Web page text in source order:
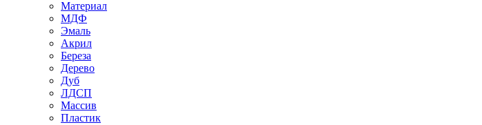
Материал
МДФ
Эмаль
Акрил
Береза
Дерево
Дуб
ЛДСП
Массив
Пластик